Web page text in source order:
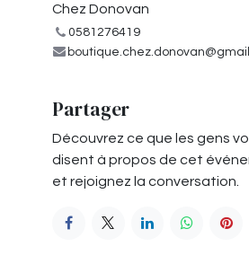
Chez Donovan
0581276419
Partager
Découvrez ce que les gens
disent à propos de cet
et rejoignez la conversation.